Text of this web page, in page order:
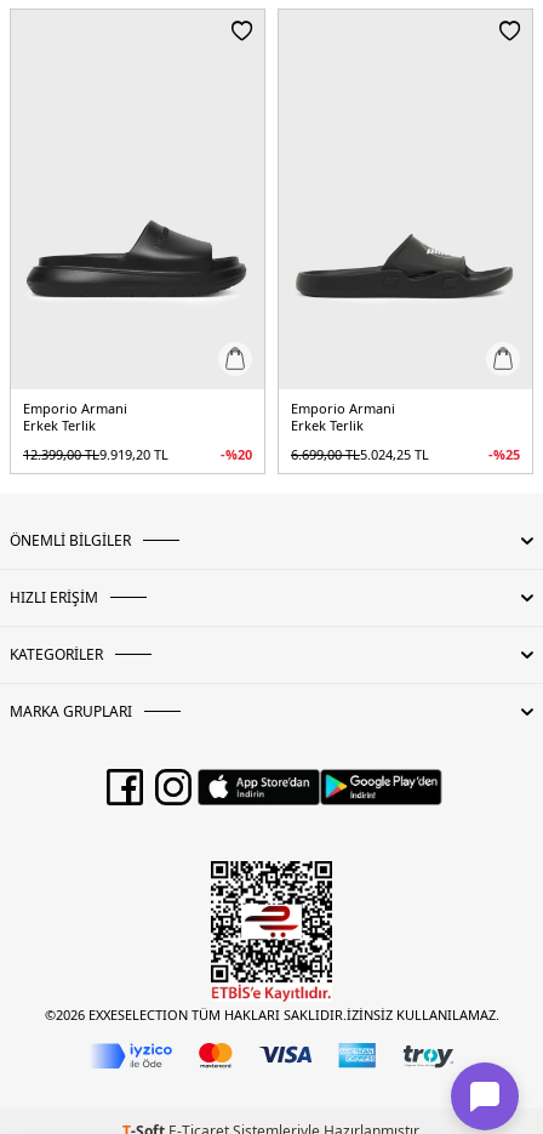
Menşei:Çin
Emporio Armani
Erkek Terlik
12.399,00TL9.919,20 TL -%20
Emporio Armani
Erkek Terlik
6.699,00TL5.024,25 TL -%25
ÖNEMLİ BİLGİLER
HIZLI ERİŞİM
KATEGORİLER
MARKA GRUPLARI
©2026 EXXESELECTION TÜM HAKLARI SAKLIDIR.İZİNSİZ KULLANILAMAZ.